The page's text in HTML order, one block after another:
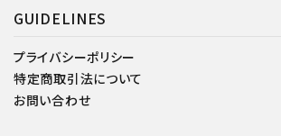
GUIDELINES
プライバシーポリシー
特定商取引法について
お問い合わせ